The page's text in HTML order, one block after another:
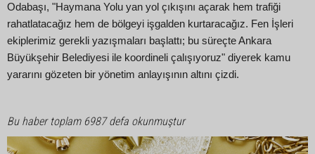
Odabaşı, "Haymana Yolu yan yol çıkışını açarak hem trafiği
rahatlatacağız hem de bölgeyi işgalden kurtaracağız. Fen İşleri
ekiplerimiz gerekli yazışmaları başlattı; bu süreçte Ankara
Büyükşehir Belediyesi ile koordineli çalışıyoruz" diyerek kamu
yararını gözeten bir yönetim anlayışının altını çizdi.
Bu haber toplam 6987 defa okunmuştur